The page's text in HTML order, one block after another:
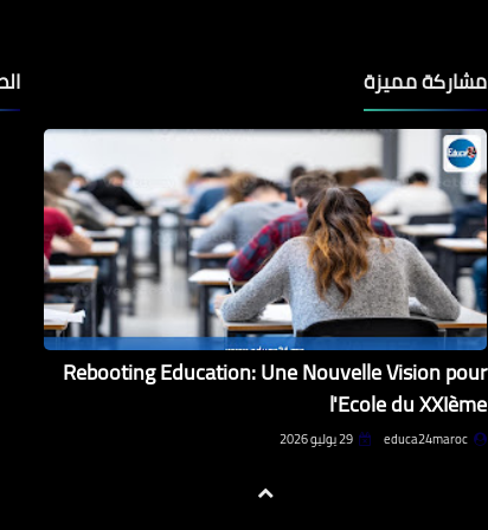
مشاركة مميزة
Rebooting Education: Une Nouvelle Vision pour
l'Ecole du XXIème
educa24maroc 29 يوليو 2026